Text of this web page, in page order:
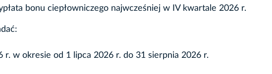
bonu ciepłowniczego najwcześniej w IV kwartale 2026 r.
r. w okresie od 1 lipca 2026 r. do 31 sierpnia 2026 r.